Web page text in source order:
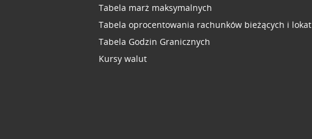
Tabela marż maksymalnych
Tabela oprocentowania rachunków bieżących i lokat
Tabela Godzin Granicznych
Kursy walut